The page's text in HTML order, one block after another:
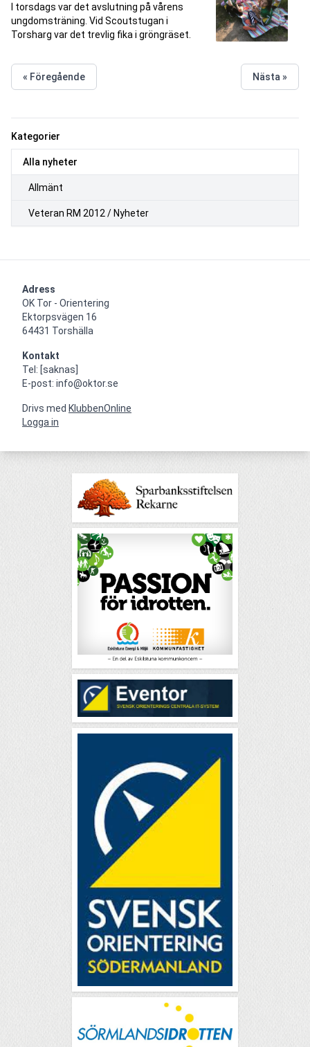
Kategorier
Alla nyheter
Allmänt
Veteran RM 2012 / Nyheter
I torsdags var det avslutning på vårens
ungdomsträning. Vid Scoutstugan i
Torsharg var det trevlig fika i gröngräset.
« Föregående Nästa »
Adress
OK Tor - Orientering
Ektorpsvägen 16
64431 Torshälla
Kontakt
Tel: [saknas]
E-post: info@oktor.se
Drivs med KlubbenOnline
Logga in